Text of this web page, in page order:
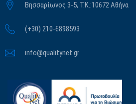
Βησσαρίωνος 3-5, Τ.Κ.:10672 Αθήνα
(+30) 210-6898593
info@qualitynet.gr